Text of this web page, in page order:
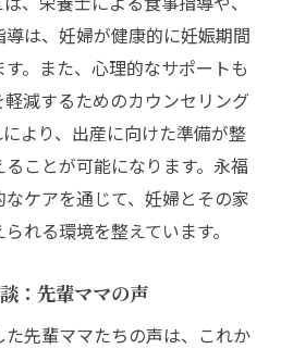
豊かにする永福の魅力
快適なマタニティライフの
の出産方法選びで安心マタ
も安心できる永福のサポー
画：何を選びどう準備する
は、妊婦が健康的に妊娠期間
。また、心理的なサポートも
減するためのカウンセリング
より、出産に向けた準備が整
ことが可能になります。永福
ケアを通じて、妊婦とその家
れる環境を整えています。
：先輩ママの声
先輩ママたちの声は、これか